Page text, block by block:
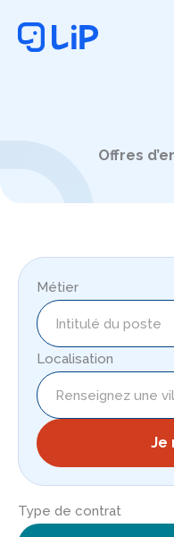
Offres
Métier
Localisation
Je
Type de contrat